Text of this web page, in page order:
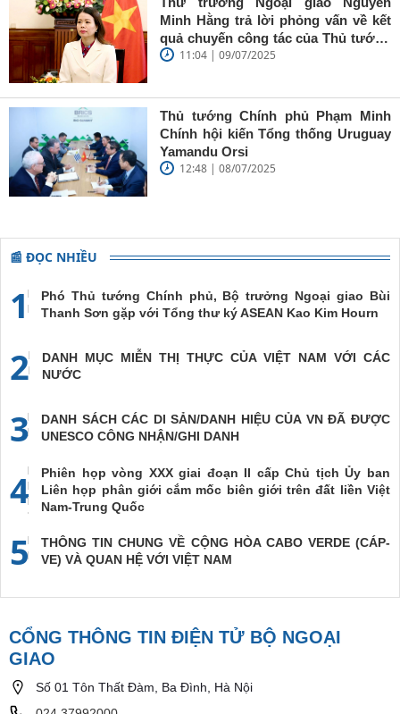
Minh Hằng trả lời phỏng vấn về kết
quả chuyến công tác của Thủ tướng
Phạm Minh Chính và Phu nhân tham
11:04 | 09/07/2025
Thủ tướng Chính phủ Phạm Minh
Chính hội kiến Tổng thống Uruguay
Yamandu Orsi
12:48 | 08/07/2025
📰 ĐỌC NHIỀU
1
Phó Thủ tướng Chính phủ, Bộ trưởng Ngoại giao Bùi
Thanh Sơn gặp với Tổng thư ký ASEAN Kao Kim Hourn
2
DANH MỤC MIỄN THỊ THỰC CỦA VIỆT NAM VỚI CÁC
NƯỚC
3
DANH SÁCH CÁC DI SẢN/DANH HIỆU CỦA VN ĐÃ ĐƯỢC
UNESCO CÔNG NHẬN/GHI DANH
4
Phiên họp vòng XXX giai đoạn II cấp Chủ tịch Ủy ban
Liên họp phân giới cắm mốc biên giới trên đất liền Việt
Nam-Trung Quốc
5
THÔNG TIN CHUNG VỀ CỘNG HÒA CABO VERDE (CÁP-
VE) VÀ QUAN HỆ VỚI VIỆT NAM
CỔNG THÔNG TIN ĐIỆN TỬ BỘ NGOẠI
GIAO
Số 01 Tôn Thất Đàm, Ba Đình, Hà Nội